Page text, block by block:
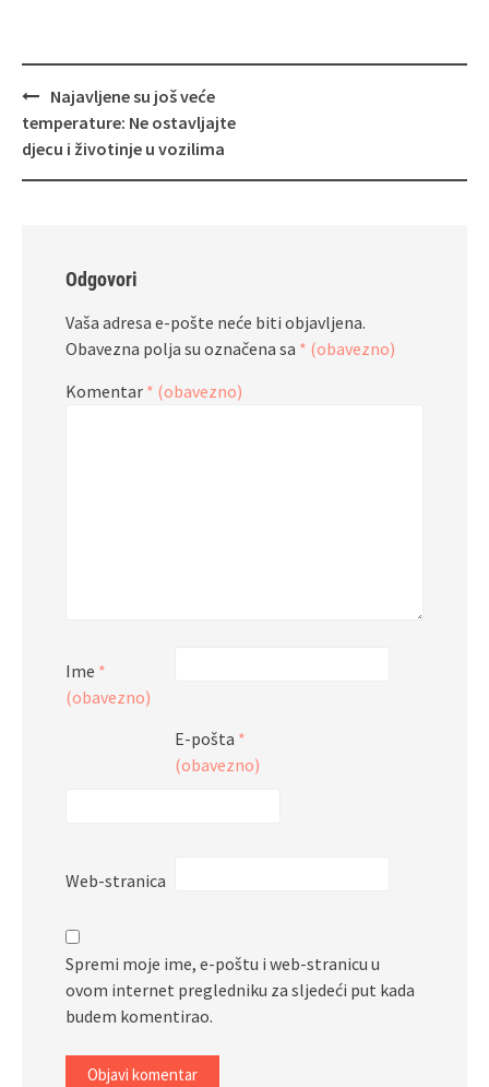
Navigacija
objava
Najavljene su još veće
temperature: Ne ostavljajte
djecu i životinje u vozilima
Odgovori
Vaša adresa e-pošte neće biti objavljena.
Obavezna polja su označena sa * (obavezno)
Komentar * (obavezno)
Ime *
(obavezno)
E-pošta *
(obavezno)
Web-stranica
Spremi moje ime, e-poštu i web-stranicu u
ovom internet pregledniku za sljedeći put kada
budem komentirao.